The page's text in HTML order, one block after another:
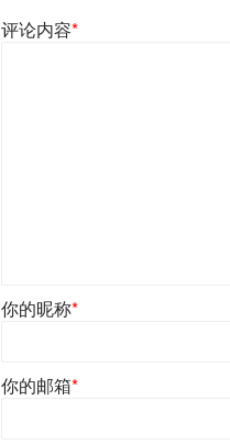
评论内容*
你的昵称*
你的邮箱*